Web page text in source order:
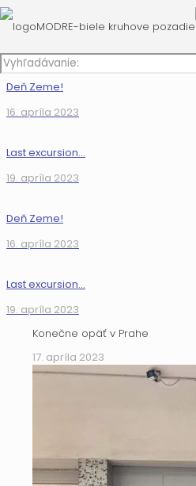
Deň Zeme!
16. apríla 2023
Last excursion…
19. apríla 2023
Deň Zeme!
16. apríla 2023
Last excursion…
19. apríla 2023
Konečne opäť v Prahe
17. apríla 2023